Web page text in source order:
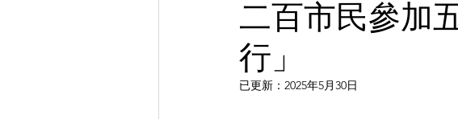
二百市民參加
行」
已更新： 2025年5月30日